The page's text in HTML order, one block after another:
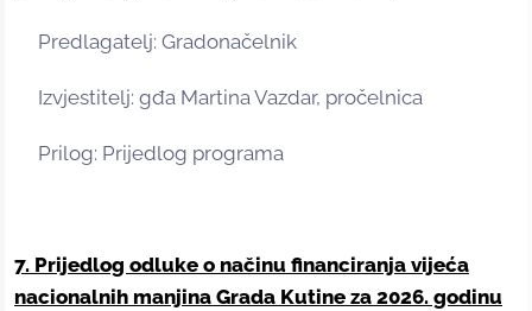
Predlagatelj: Gradonačelnik
Izvjestitelj: gđa Martina Vazdar, pročelnica
Prilog: Prijedlog programa
7. Prijedlog odluke o načinu financiranja vijeća
nacionalnih manjina Grada Kutine za 2026. godinu